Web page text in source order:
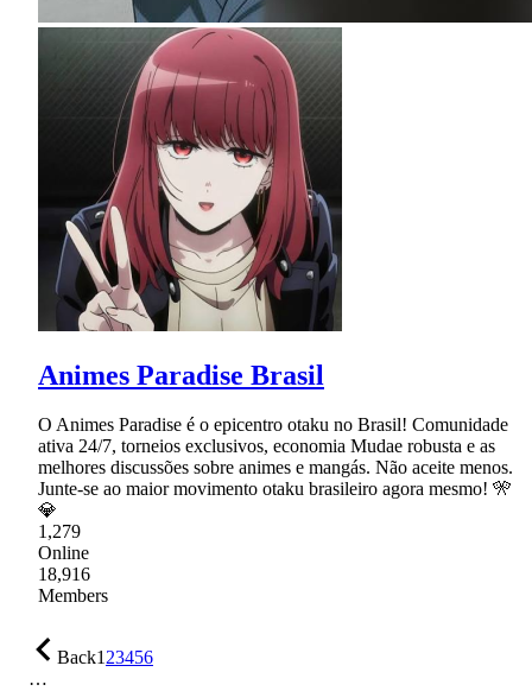
Animes Paradise Brasil
O Animes Paradise é o epicentro otaku no Brasil! Comunidade
ativa 24/7, torneios exclusivos, economia Mudae robusta e as
melhores discussões sobre animes e mangás. Não aceite menos.
Junte-se ao maior movimento otaku brasileiro agora mesmo! 🎌
💎
1,279
Online
18,916
Members
Back123456
…